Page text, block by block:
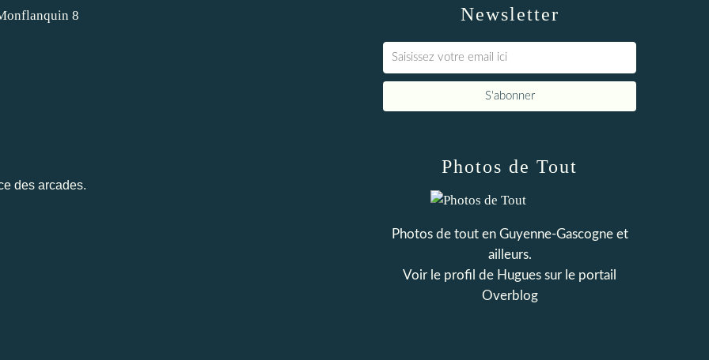
des arcades.
Newsletter
Photos de Tout
Photos de tout en Guyenne-Gascogne et
ailleurs.
Voir le profil de Hugues sur le portail
Overblog